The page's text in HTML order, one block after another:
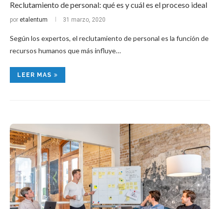
Reclutamiento de personal: qué es y cuál es el proceso ideal
por etalentum 31 marzo, 2020
Según los expertos, el reclutamiento de personal es la función de
recursos humanos que más influye…
LEER MAS